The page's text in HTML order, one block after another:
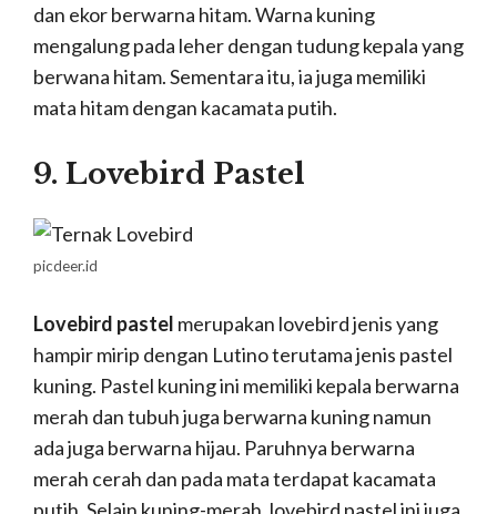
dan ekor berwarna hitam. Warna kuning
mengalung pada leher dengan tudung kepala yang
berwana hitam. Sementara itu, ia juga memiliki
mata hitam dengan kacamata putih.
9. Lovebird Pastel
picdeer.id
Lovebird pastel merupakan lovebird jenis yang
hampir mirip dengan Lutino terutama jenis pastel
kuning. Pastel kuning ini memiliki kepala berwarna
merah dan tubuh juga berwarna kuning namun
ada juga berwarna hijau. Paruhnya berwarna
merah cerah dan pada mata terdapat kacamata